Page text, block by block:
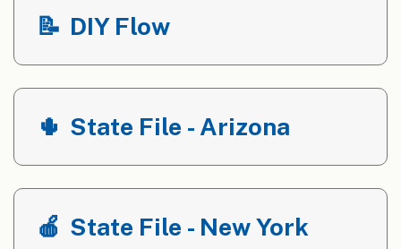
📝 DIY Flow
🌵 State File - Arizona
🍎 State File - New York